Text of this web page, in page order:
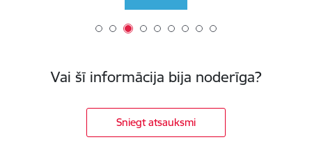
Vai šī informācija bija noderīga?
Sniegt atsauksmi